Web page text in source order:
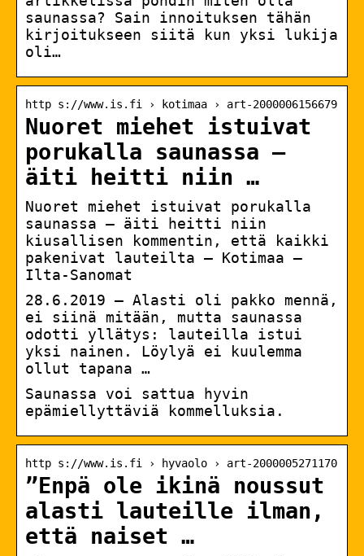
saunassa? Sain innoituksen tähän
kirjoitukseen siitä kun yksi lukija
oli…
http s://www.is.fi › kotimaa › art-2000006156679
Nuoret miehet istuivat
porukalla saunassa –
äiti heitti niin …
Nuoret miehet istuivat porukalla
saunassa – äiti heitti niin
kiusallisen kommentin, että kaikki
pakenivat lauteilta – Kotimaa –
Ilta-Sanomat
28.6.2019 — Alasti oli pakko mennä,
ei siinä mitään, mutta saunassa
odotti yllätys: lauteilla istui
yksi nainen. Löylyä ei kuulemma
ollut tapana …
Saunassa voi sattua hyvin
epämiellyttäviä kommelluksia.
http s://www.is.fi › hyvaolo › art-2000005271170
”Enpä ole ikinä noussut
alasti lauteille ilman,
että naiset …